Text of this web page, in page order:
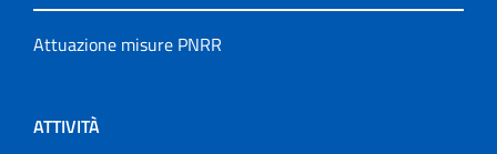
Attuazione misure PNRR
ATTIVITÀ